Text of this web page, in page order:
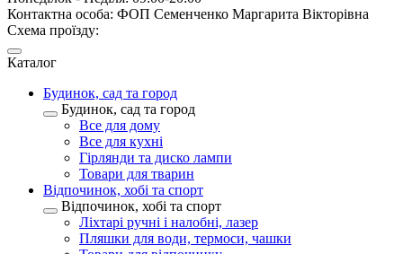
Контактна особа: ФОП Семенченко Маргарита Вікторівна
Схема проїзду:
Каталог
Будинок, сад та город
Будинок, сад та город
Все для дому
Все для кухні
Гірлянди та диско лампи
Товари для тварин
Відпочинок, хобі та спорт
Відпочинок, хобі та спорт
Ліхтарі ручні і налобні, лазер
Пляшки для води, термоси, чашки